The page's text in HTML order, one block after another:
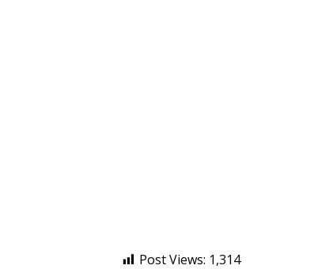
Post Views: 1,314